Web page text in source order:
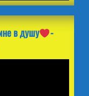
в душу
-